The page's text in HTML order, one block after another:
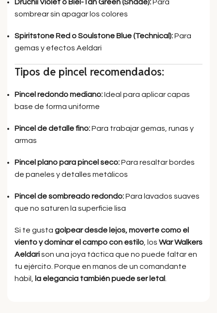
Druchii Violet o Biel-Tan Green (Shade): Para
sombrear sin apagar los colores
Spiritstone Red o Soulstone Blue (Technical):Para
gemas y efectos Aeldari
Tipos de pincel recomendados:
Pincel redondo mediano:Ideal para aplicar capas
base de forma uniforme
Pincel de detalle fino:Para trabajar gemas, runas y
armas
Pincel plano para pincel seco:Para resaltar bordes
de paneles y detalles metálicos
Pincel de sombreado redondo:Para lavados suaves
que no saturen la superficie lisa
Si te gusta golpear desde lejos, moverte como el
viento y dominar el campo con estilo , los War Walkers
Aeldarison una joya táctica que no puede faltar en
tu ejército. Porque en manos de un comandante
hábil, la elegancia también puede ser letal